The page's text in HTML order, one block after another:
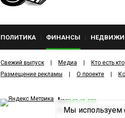
ПОЛИТИКА ФИНАНСЫ
Свежий выпуск Медиа Кто есть кто
Размещение рекламы
О проекте
kvnews.ru
2001—2026ООО
Мы используем